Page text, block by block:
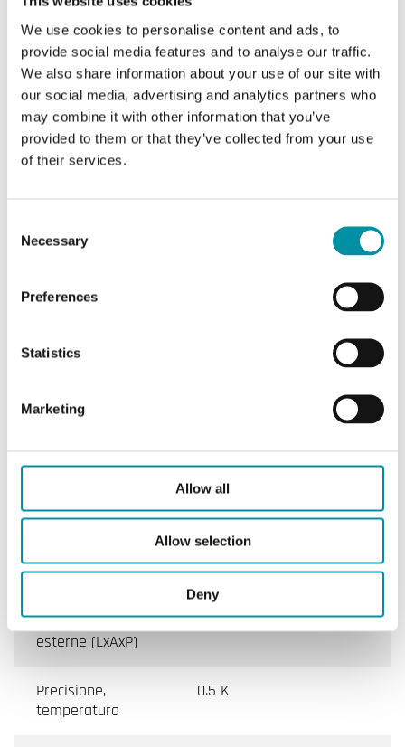
We use cookies to personalise content and ads, to
provide social media features and to analyse our traffic.
We also share information about your use of our site with
our social media, advertising and analytics partners who
may combine it with other information that you’ve
provided to them or that they’ve collected from your use
of their services.
Selection
Necessary
Preferences
Statistics
Marketing
Allow all
Allow selection
Deny
Caratteristiche di Trasmettitore ambiente per
temperatura, umidità e CO₂
Alimentazione
apparecchio
Grado di
Temperatura di
stoccaggio
-25…60 °C
Montaggio Stanza, Parete
Dimensioni
esterne (LxAxP)
100x85x30 mm
Precisione,
temperatura
0.5 K